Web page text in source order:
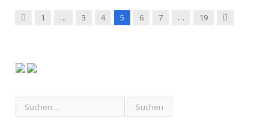
Previous
1 … 3 4 5 6 7 … 19 Next